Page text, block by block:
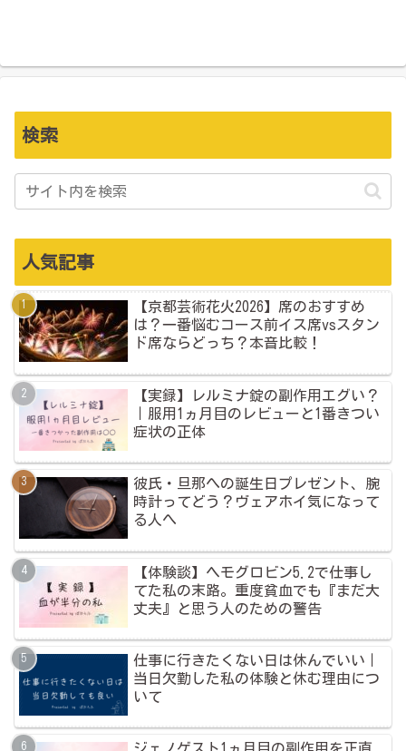
検索
人気記事
【京都芸術花火2026】席のおすすめ
は？一番悩むコース前イス席vsスタン
ド席ならどっち？本音比較！
【実録】レルミナ錠の副作用エグい？
｜服用1ヵ月目のレビューと1番きつい
症状の正体
彼氏・旦那への誕生日プレゼント、腕
時計ってどう？ヴェアホイ気になって
る人へ
【体験談】ヘモグロビン5.2で仕事し
てた私の末路。重度貧血でも『まだ大
丈夫』と思う人のための警告
仕事に行きたくない日は休んでいい｜
当日欠勤した私の体験と休む理由につ
いて